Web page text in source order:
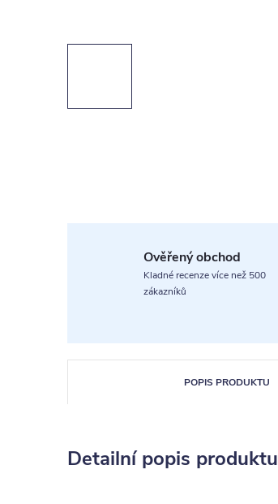
Ověřený obchod
Kladné recenze více než 500
zákazníků
POPIS PRODUKTU
Detailní popis produktu